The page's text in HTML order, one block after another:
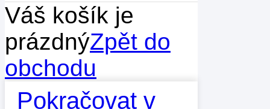
Váš košík je
prázdnýZpět do
obchodu
Pokračovat v